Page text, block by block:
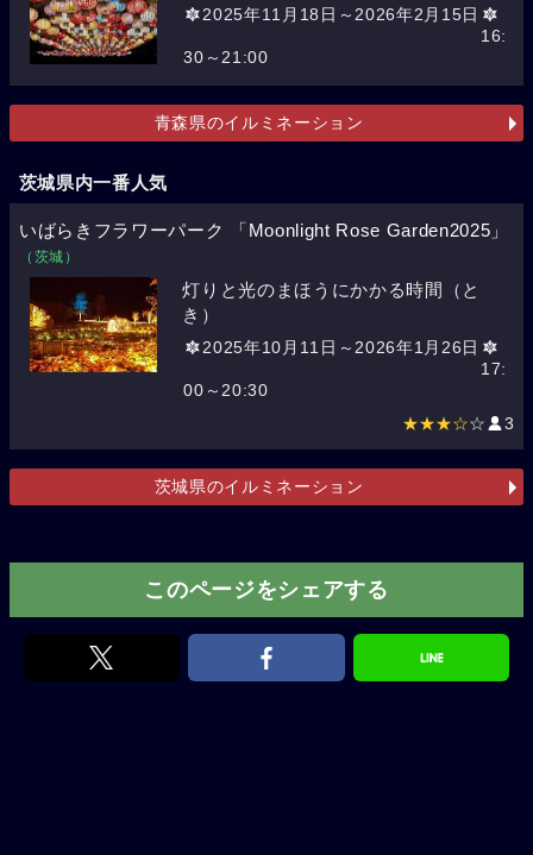
2025年11月18日～2026年2月15日
16:
30～21:00
青森県のイルミネーション
茨城県内一番人気
いばらきフラワーパーク 「Moonlight Rose Garden2025」
（茨城）
灯りと光のまほうにかかる時間（と
き）
2025年10月11日～2026年1月26日
17:
00～20:30
★★★☆☆ 3
茨城県のイルミネーション
このページをシェアする